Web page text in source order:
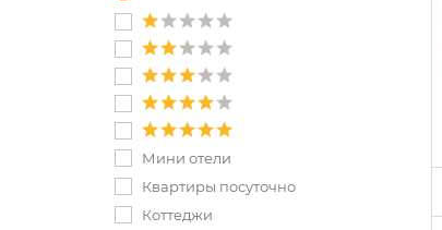
Мини отели
Квартиры посуточно
Коттеджи